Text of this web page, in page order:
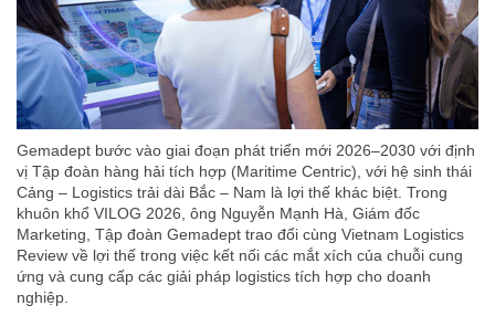
Gemadept bước vào giai đoạn phát triển mới 2026–2030 với định
vị Tập đoàn hàng hải tích hợp (Maritime Centric), với hệ sinh thái
Cảng – Logistics trải dài Bắc – Nam là lợi thế khác biệt. Trong
khuôn khổ VILOG 2026, ông Nguyễn Mạnh Hà, Giám đốc
Marketing, Tập đoàn Gemadept trao đổi cùng Vietnam Logistics
Review về lợi thế trong việc kết nối các mắt xích của chuỗi cung
ứng và cung cấp các giải pháp logistics tích hợp cho doanh
nghiệp.